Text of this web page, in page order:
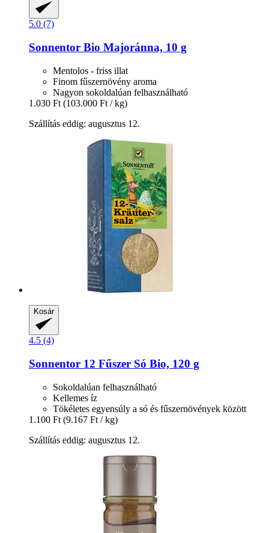
5.0 (7)
Sonnentor Bio Majoránna, 10 g
Mentolos - friss illat
Finom fűszernövény aroma
Nagyon sokoldalúan felhasználható
1.030 Ft (103.000 Ft / kg)
Szállítás eddig: augusztus 12.
Kosár
4.5 (4)
Sonnentor 12 Fűszer Só Bio, 120 g
Sokoldalúan felhasználható
Kellemes íz
Tökéletes egyensúly a só és fűszernövények között
1.100 Ft (9.167 Ft / kg)
Szállítás eddig: augusztus 12.